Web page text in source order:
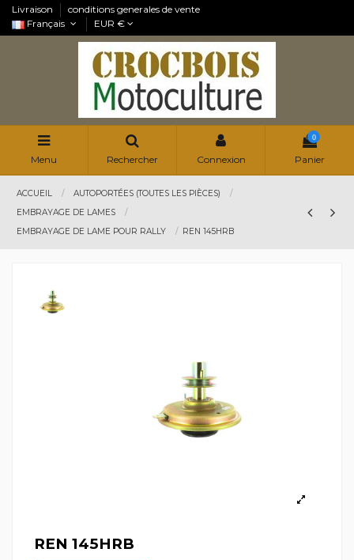
Livraison
conditions generales de vente
Français
EUR €
Menu Rechercher Connexion
0
Panier
ACCUEIL
AUTOPORTÉES (TOUTES LES PIÈCES)
EMBRAYAGE DE LAMES
EMBRAYAGE DE LAME POUR RALLY
REN 145HRB
REN 145HRB